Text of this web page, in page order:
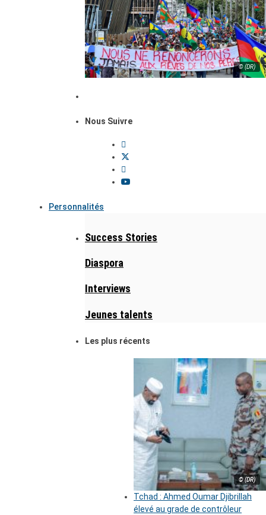
© (DR)
Nous Suivre
Personnalités
Success Stories
Diaspora
Interviews
Jeunes talents
Les plus récents
© (DR)
Tchad : Ahmed Oumar Djibrillah
élevé au grade de contrôleur